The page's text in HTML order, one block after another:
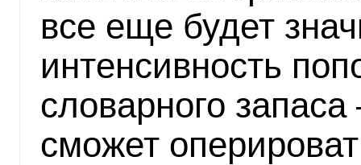
все еще будет
интенсивность
словарного
сможет